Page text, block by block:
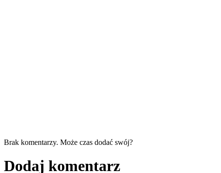
Brak komentarzy. Może czas dodać swój?
Dodaj komentarz